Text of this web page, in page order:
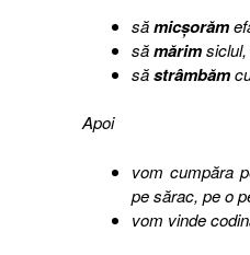
sămicşorăm
sămărimsiclul,
săstrâmbăm
Apoi
vom cumpăra
pe sărac, pe o
vom vinde